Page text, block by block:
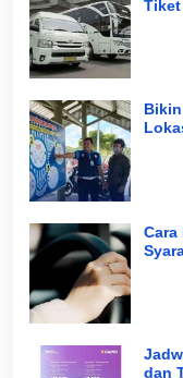
Cara
dan